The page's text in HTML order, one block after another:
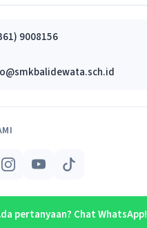
9008156
pertanyaan? Chat WhatsApp!